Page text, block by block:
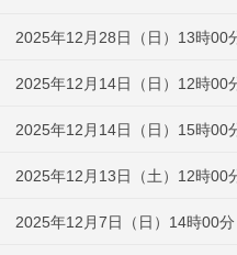
2025年12月28日（日）13時00
2025年12月14日（日）12時00
2025年12月14日（日）15時00
2025年12月13日（土）12時00
2025年12月7日（日）14時00分